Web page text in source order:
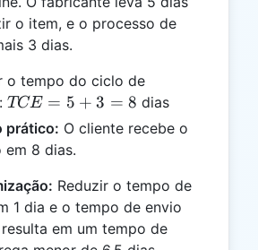
o item, e o processo de
3 dias.
o tempo do ciclo de
TCE
= 5
+ 3
TCE = 5 + 3 = 8 dias
prático: O cliente recebe o
em 8 dias.
Reduzir o tempo de
1 dia e o tempo de envio
em um tempo de